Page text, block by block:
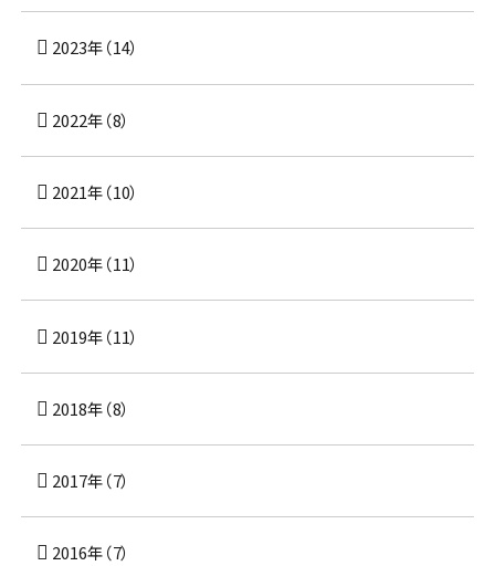
2023年（14）
2022年（8）
2021年（10）
2020年（11）
2019年（11）
2018年（8）
2017年（7）
2016年（7）